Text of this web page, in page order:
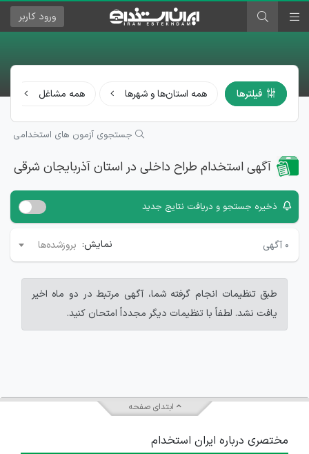
ورود کاربر
فیلترها همه استان‌ها و شهرها همه مشاغل
جستجوی آزمون های استخدامی
آگهی استخدام طراح داخلی در استان آذربایجان شرقی
ذخیره جستجو و دریافت نتایج جدید
۰ آگهی نمایش: بروزشده‌ها
طبق تنظیمات انجام گرفته شما، آگهی مرتبط در دو ماه اخیر
یافت نشد. لطفاً با تنظیمات دیگر مجدداً امتحان کنید.
ابتدای صفحه
مختصری درباره ایران استخدام